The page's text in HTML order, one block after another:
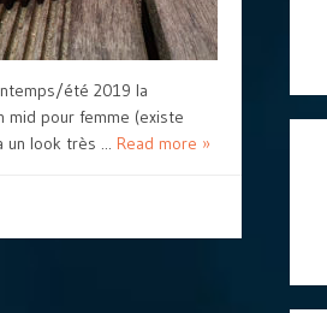
été 2019 la
mid pour femme (existe
un look très ... Read more »